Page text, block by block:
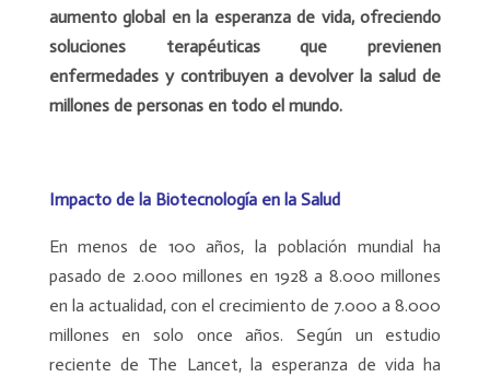
aumento global en la esperanza de vida, ofreciendo
soluciones terapéuticas que previenen
enfermedades y contribuyen a devolver la salud de
millones de personas en todo el mundo.
Impacto de la Biotecnología en la Salud
En menos de 100 años, la población mundial ha
pasado de 2.000 millones en 1928 a 8.000 millones
en la actualidad, con el crecimiento de 7.000 a 8.000
millones en solo once años. Según un estudio
reciente de The Lancet, la esperanza de vida ha